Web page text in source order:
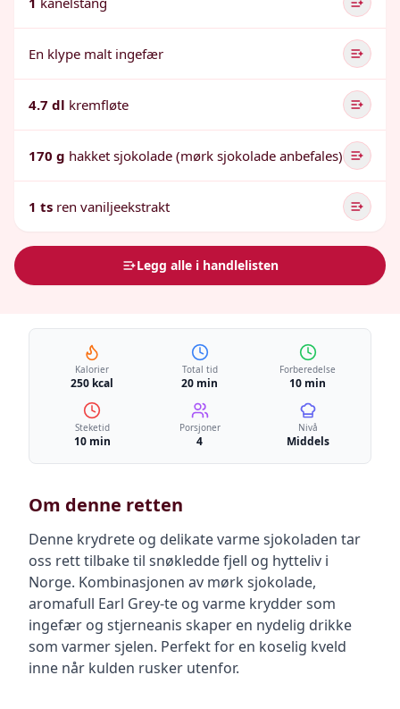
En klype malt ingefær
4.7 dl kremfløte
170 g hakket sjokolade (mørk sjokolade anbefales)
1 ts ren vaniljeekstrakt
Legg alle i handlelisten
Kalorier
250 kcal
Total tid
20 min
Forberedelse
10 min
Steketid
10 min
Porsjoner
4
Nivå
Middels
Om denne retten
Denne krydrete og delikate varme sjokoladen tar
oss rett tilbake til snøkledde fjell og hytteliv i
Norge. Kombinasjonen av mørk sjokolade,
aromafull Earl Grey-te og varme krydder som
ingefær og stjerneanis skaper en nydelig drikke
som varmer sjelen. Perfekt for en koselig kveld
inne når kulden rusker utenfor.